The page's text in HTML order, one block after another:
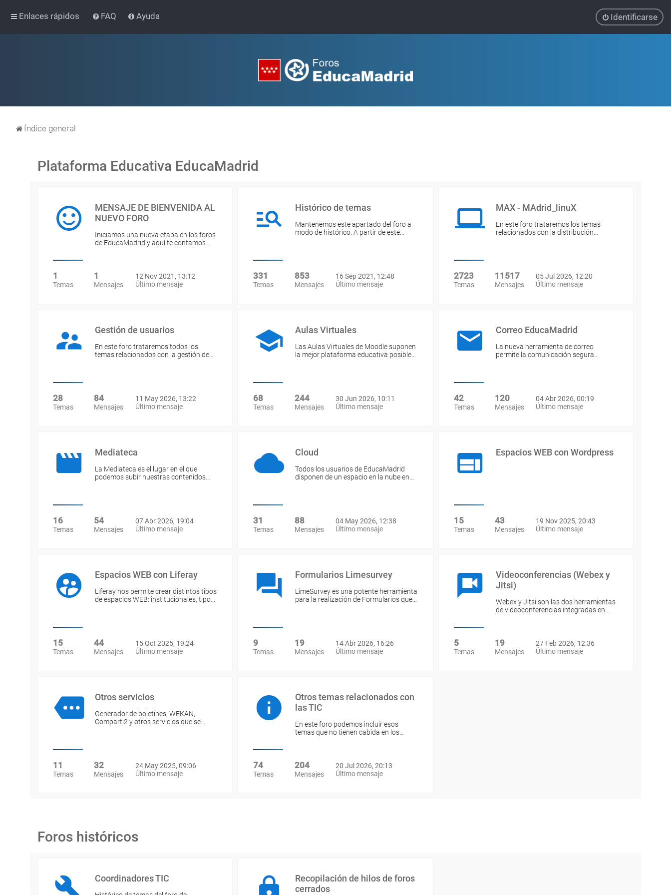
Enlaces rápidos FAQ Ayuda Identificarse
Índice general
Plataforma Educativa EducaMadrid
MENSAJE DE BIENVENIDA AL
NUEVO FORO
Iniciamos una nueva etapa en los foros
de EducaMadrid y aquí te contamos…
1
Temas
1
Mensajes
12 Nov 2021, 13:12
Último mensaje
Histórico de temas
Mantenemos este apartado del foro a
modo de histórico. A partir de este…
331
Temas
853
Mensajes
16 Sep 2021, 12:48
Último mensaje
MAX - MAdrid_linuX
En este foro trataremos los temas
relacionados con la distribución…
2723
Temas
11517
Mensajes
05 Jul 2026, 12:20
Último mensaje
Gestión de usuarios
En este foro trataremos todos los
temas relacionados con la gestión de…
28
Temas
84
Mensajes
11 May 2026, 13:22
Último mensaje
Aulas Virtuales
Las Aulas Virtuales de Moodle suponen
la mejor plataforma educativa posible…
68
Temas
244
Mensajes
30 Jun 2026, 10:11
Último mensaje
Correo EducaMadrid
La nueva herramienta de correo
permite la comunicación segura…
42
Temas
120
Mensajes
04 Abr 2026, 00:19
Último mensaje
Mediateca
La Mediateca es el lugar en el que
podemos subir nuestras contenidos…
16
Temas
54
Mensajes
07 Abr 2026, 19:04
Último mensaje
Cloud
Todos los usuarios de EducaMadrid
disponen de un espacio en la nube en…
31
Temas
88
Mensajes
04 May 2026, 12:38
Último mensaje
Espacios WEB con Wordpress
15
Temas
43
Mensajes
19 Nov 2025, 20:43
Último mensaje
Espacios WEB con Liferay
Liferay nos permite crear distintos tipos
de espacios WEB: institucionales, tipo…
15
Temas
44
Mensajes
15 Oct 2025, 19:24
Último mensaje
Formularios Limesurvey
LimeSurvey es una potente herramienta
para la realización de Formularios que…
9
Temas
19
Mensajes
14 Abr 2026, 16:26
Último mensaje
Videoconferencias (Webex y
Jitsi)
Webex y Jitsi son las dos herramientas
de videoconferencias integradas en…
5
Temas
19
Mensajes
27 Feb 2026, 12:36
Último mensaje
Otros servicios
Generador de boletines, WEKAN,
Comparti2 y otros servicios que se…
11
Temas
32
Mensajes
24 May 2025, 09:06
Último mensaje
Otros temas relacionados con
las TIC
En este foro podemos incluir esos
temas que no tienen cabida en los…
74
Temas
204
Mensajes
20 Jul 2026, 20:13
Último mensaje
Foros históricos
Coordinadores TIC
Recopilación de hilos de foros
cerrados